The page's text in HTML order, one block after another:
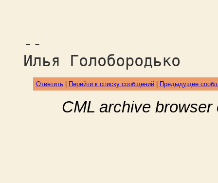
--
Илья Голобородько
Ответить| Перейти к списку сообщений| Предыдущее
CML archive